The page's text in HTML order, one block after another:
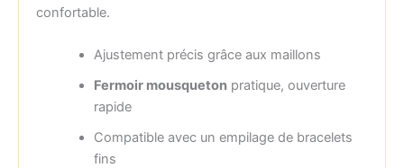
confortable.
Ajustement précis grâce aux maillons
Fermoir mousquetonpratique, ouverture
rapide
Compatible avec un empilage de bracelets
fins